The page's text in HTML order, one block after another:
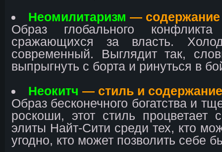
Неомилитаризм —
Образ глобального
сражающихся за власть.
современный. Выглядит так,
выпрыгнуть с борта и ринуться в
Неокитч — стиль и
Образ бесконечного богатства и
роскоши, этот стиль процветает
элиты Найт-Сити среди тех, кто
угодно, кто может позволить себе